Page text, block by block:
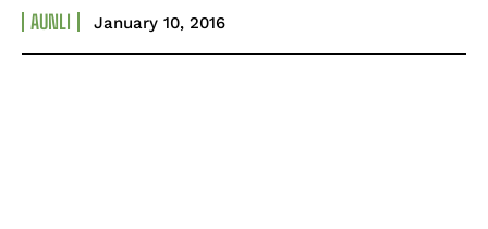
AUNLI January 10, 2016